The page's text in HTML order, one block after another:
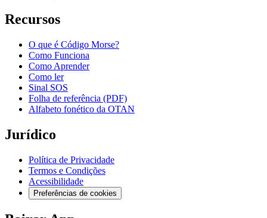
Recursos
O que é Código Morse?
Como Funciona
Como Aprender
Como ler
Sinal SOS
Folha de referência (PDF)
Alfabeto fonético da OTAN
Jurídico
Política de Privacidade
Termos e Condições
Acessibilidade
Preferências de cookies